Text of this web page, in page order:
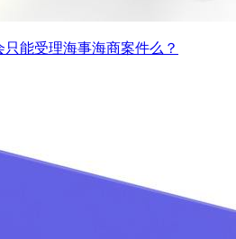
能受理海事海商案件么？